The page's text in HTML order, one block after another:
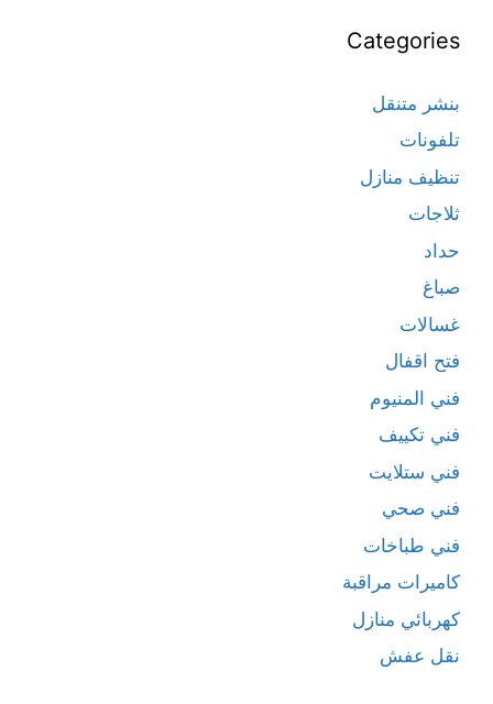
Categories
بنشر متنقل
تلفونات
تنظيف منازل
ثلاجات
حداد
صباغ
غسالات
فتح اقفال
فني المنيوم
فني تكييف
فني ستلايت
فني صحي
فني طباخات
كاميرات مراقبة
كهربائي منازل
نقل عفش